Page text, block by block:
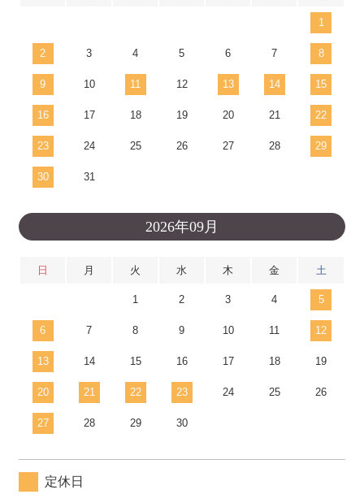
1
2 3 4 5 6 7 8
9 10 11 12 13 14 15
16 17 18 19 20 21 22
23 24 25 26 27 28 29
30 31
2026年09月
日 月 火 水 木 金 土
1 2 3 4 5
6 7 8 9 10 11 12
13 14 15 16 17 18 19
20 21 22 23 24 25 26
27 28 29 30
定休日